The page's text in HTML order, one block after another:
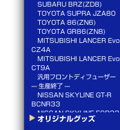
SUBARU BRZ(ZD8)
TOYOTA SUPRA JZA80
TOYOTA 86(ZN6)
TOYOTA GR86(ZN8)
MITSUBISHI LANCER Evo
CZ4A
MITSUBISHI LANCER Evo
CT9A
汎用フロントディフューザー
--- 生産終了 ---
NISSAN SKYLINE GT-R
BCNR33
NISSAN SKYLINE ECR33
NISSAN SILVIA S15
オリジナルグッズ